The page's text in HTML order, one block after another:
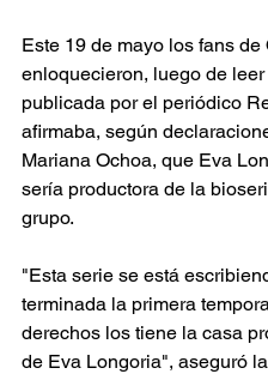
Este 19 de mayo los fans de
enloquecieron, luego de leer
publicada por el periódico
afirmaba, según
Mariana Ochoa, que Eva
sería productora de la
grupo.
"Esta serie se está
terminada la primera
derechos los tiene la casa
de Eva Longoria", aseguró